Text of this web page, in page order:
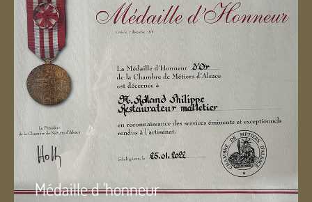
Médaille d 'honneur